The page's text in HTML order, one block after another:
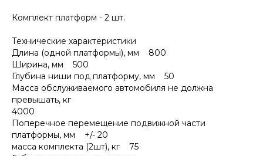
Комплект платформ - 2 шт.
Технические характеристики
Длина (одной платформы), мм 800
Ширина, мм 500
Глубина ниши под платформу, мм 50
Масса обслуживаемого автомобиля не должна
превышать, кг
4000
Поперечное перемещение подвижной части
платформы, мм +/- 20
масса комплекта (2шт), кг 75